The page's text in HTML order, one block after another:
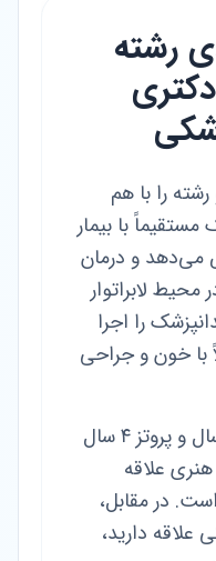
رشته
را با هم
با بیمار
و درمان
لابراتوار
را اجرا
با خون و جراحی
طول دوره دندانپزشکی ۶ سال و پروتز ۴ سال
علاقه
است. در مقابل،
علاقه دارید،